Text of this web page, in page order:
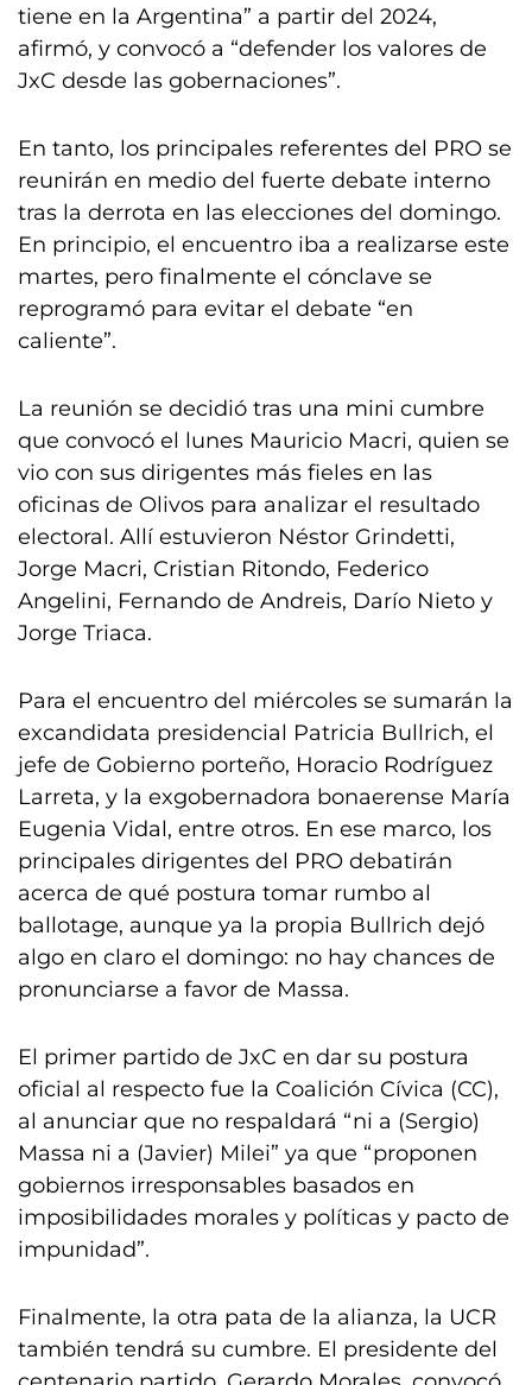
tiene en la Argentina” a partir del 2024,
afirmó, y convocó a “defender los valores de
JxC desde las gobernaciones”.
En tanto, los principales referentes del PRO se
reunirán en medio del fuerte debate interno
tras la derrota en las elecciones del domingo.
En principio, el encuentro iba a realizarse este
martes, pero finalmente el cónclave se
reprogramó para evitar el debate “en
caliente”.
La reunión se decidió tras una mini cumbre
que convocó el lunes Mauricio Macri, quien se
vio con sus dirigentes más fieles en las
oficinas de Olivos para analizar el resultado
electoral. Allí estuvieron Néstor Grindetti,
Jorge Macri, Cristian Ritondo, Federico
Angelini, Fernando de Andreis, Darío Nieto y
Jorge Triaca.
Para el encuentro del miércoles se sumarán la
excandidata presidencial Patricia Bullrich, el
jefe de Gobierno porteño, Horacio Rodríguez
Larreta, y la exgobernadora bonaerense María
Eugenia Vidal, entre otros. En ese marco, los
principales dirigentes del PRO debatirán
acerca de qué postura tomar rumbo al
ballotage, aunque ya la propia Bullrich dejó
algo en claro el domingo: no hay chances de
pronunciarse a favor de Massa.
El primer partido de JxC en dar su postura
oficial al respecto fue la Coalición Cívica (CC),
al anunciar que no respaldará “ni a (Sergio)
Massa ni a (Javier) Milei” ya que “proponen
gobiernos irresponsables basados en
imposibilidades morales y políticas y pacto de
impunidad”.
Finalmente, la otra pata de la alianza, la UCR
también tendrá su cumbre. El presidente del